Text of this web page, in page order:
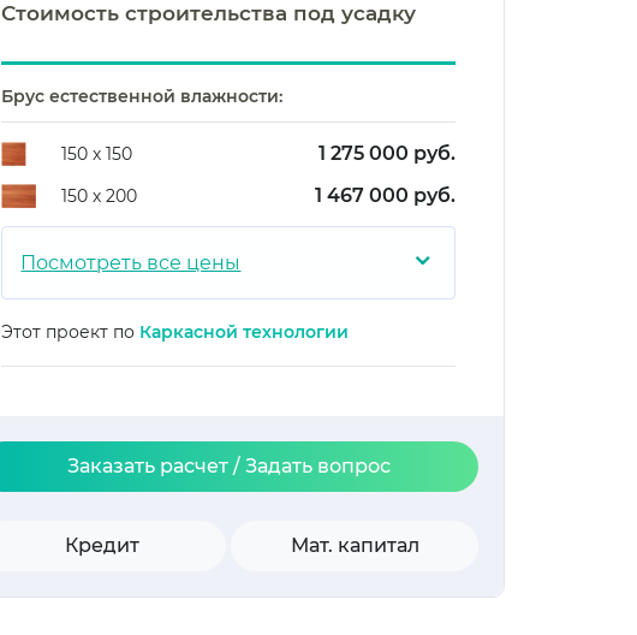
Стоимость строительства под усадку
Брус естественной влажности:
150 х 150 1 275 000 руб.
150 х 200 1 467 000 руб.
Посмотреть все цены ⌄
Этот проект по Каркасной технологии
Заказать расчет / Задать вопрос
Кредит Мат. капитал